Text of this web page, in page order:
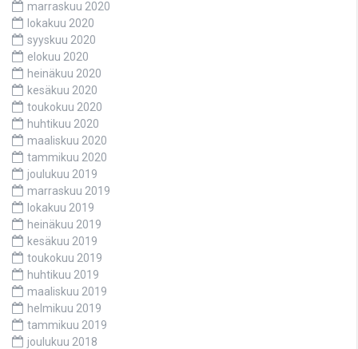
marraskuu 2020
lokakuu 2020
syyskuu 2020
elokuu 2020
heinäkuu 2020
kesäkuu 2020
toukokuu 2020
huhtikuu 2020
maaliskuu 2020
tammikuu 2020
joulukuu 2019
marraskuu 2019
lokakuu 2019
heinäkuu 2019
kesäkuu 2019
toukokuu 2019
huhtikuu 2019
maaliskuu 2019
helmikuu 2019
tammikuu 2019
joulukuu 2018